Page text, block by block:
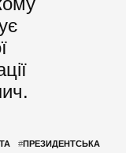
#ПРЕЗИДЕНТСЬКА